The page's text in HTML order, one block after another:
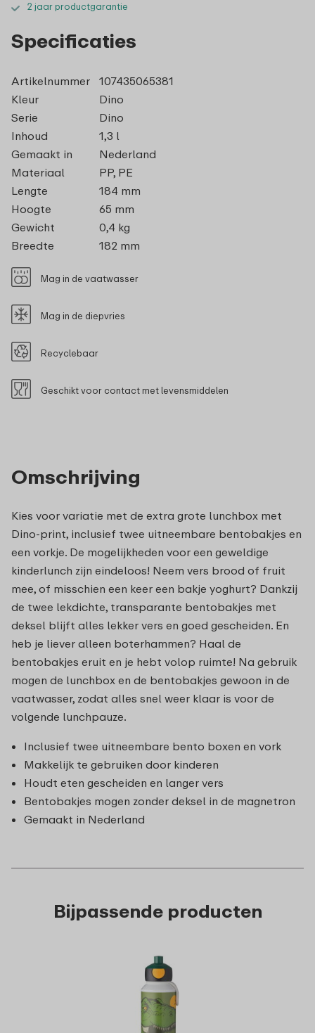
2 jaar productgarantie
Omschrijving
Kies voor variatie met de extra grote lunchbox met
Dino-print, inclusief twee uitneembare bentobakjes en
een vorkje. De mogelijkheden voor een geweldige
kinderlunch zijn eindeloos! Neem vers brood of fruit
mee, of misschien een keer een bakje yoghurt? Dankzij
de twee lekdichte, transparante bentobakjes met
deksel blijft alles lekker vers en goed gescheiden. En
heb je liever alleen boterhammen? Haal de
bentobakjes eruit en je hebt volop ruimte! Na gebruik
mogen de lunchbox en de bentobakjes gewoon in de
vaatwasser, zodat alles snel weer klaar is voor de
volgende lunchpauze.
Inclusief twee uitneembare bento boxen en vork
Makkelijk te gebruiken door kinderen
Houdt eten gescheiden en langer vers
Bentobakjes mogen zonder deksel in de magnetron
Gemaakt in Nederland
Specificaties
Artikelnummer
107435065381
Kleur
Dino
Serie
Dino
Inhoud
1,3 l
Gemaakt in
Nederland
Materiaal
PP, PE
Lengte
184 mm
Hoogte
65 mm
Gewicht
0,4 kg
Breedte
182 mm
Mag in de vaatwasser
Mag in de diepvries
Recyclebaar
Geschikt voor contact met levensmiddelen
Bijpassende producten